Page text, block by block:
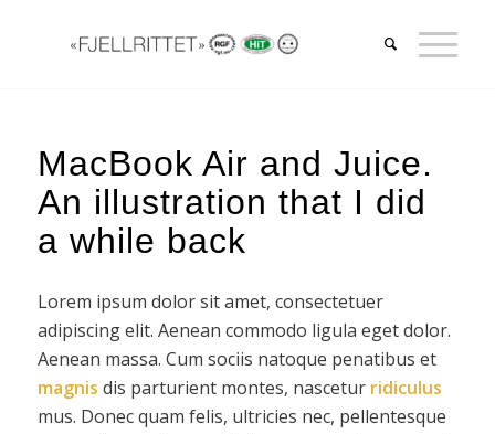
MacBook Air and Juice.
An illustration that I did
a while back
Lorem ipsum dolor sit amet, consectetuer
adipiscing elit. Aenean commodo ligula eget dolor.
Aenean massa. Cum sociis natoque penatibus et
magnis dis parturient montes, nascetur ridiculus
mus. Donec quam felis, ultricies nec, pellentesque